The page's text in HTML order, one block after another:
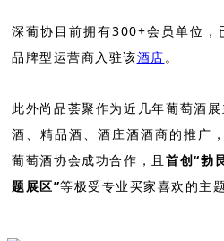
深葡协目前拥有300+会员单位，
品牌型运营商入驻该酒店。
此外尚品荟聚作为近几年葡萄酒
酒、精品酒、酒庄酒酒商的推广
葡萄酒协会成功合作，且 首创“勃
题展区”等极受专业买家喜欢的主题